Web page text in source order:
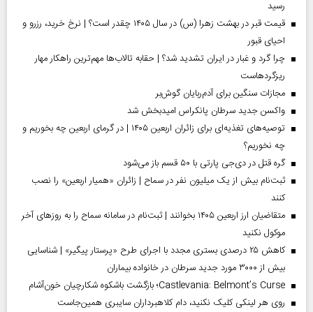
رسید
قیمت قبر در بهشت زهرا (س) در سال ۱۴۰۵ چقدر است؟ | نرخ خرید، رزرو و
احیای قبور
چرا گرد و غبار در ایران تشدید شد؟ | حقابه تالاب‌ها مهم‌ترین راهکار مهار
ریزگردهاست
مجازات سنگین برای آدم‌ربایان گوش‌بر
واکسن جدید سرطان پانکراس امیدبخش شد
توصیه‌های تغذیه‌ای برای زائران اربعین ۱۴۰۵ | در گرمای اربعین چه بخوریم و
چه نخوریم؟
گره قتل در دی‌جی پارتی با ۵۰ قسم باز می‌شود
ثبت‌نام بیش از یک میلیون نفر در سماح | زائران «همیار اربعین» را نصب
کنند
متقاضیان ارز اربعین ۱۴۰۵ بخوانند | ثبت‌نام در سامانه سماح را به روز‌های آخر
موکول نکنید
کاهش ۲۵ درصدی بستری مجدد با اجرای طرح «پرستار پیگیر» | شناسایی
بیش از ۳۰۰۰ مورد جدید سرطان در خانواده بیماران
Castlevania: Belmont’s Curse؛ بازگشت باشکوه شکارچیان خون‌آشام
روی هر لینکی کلیک نکنید، دام کلاهبرداران سایبری همین‌جاست